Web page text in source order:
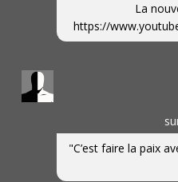
La
https://
"C’est faire la paix